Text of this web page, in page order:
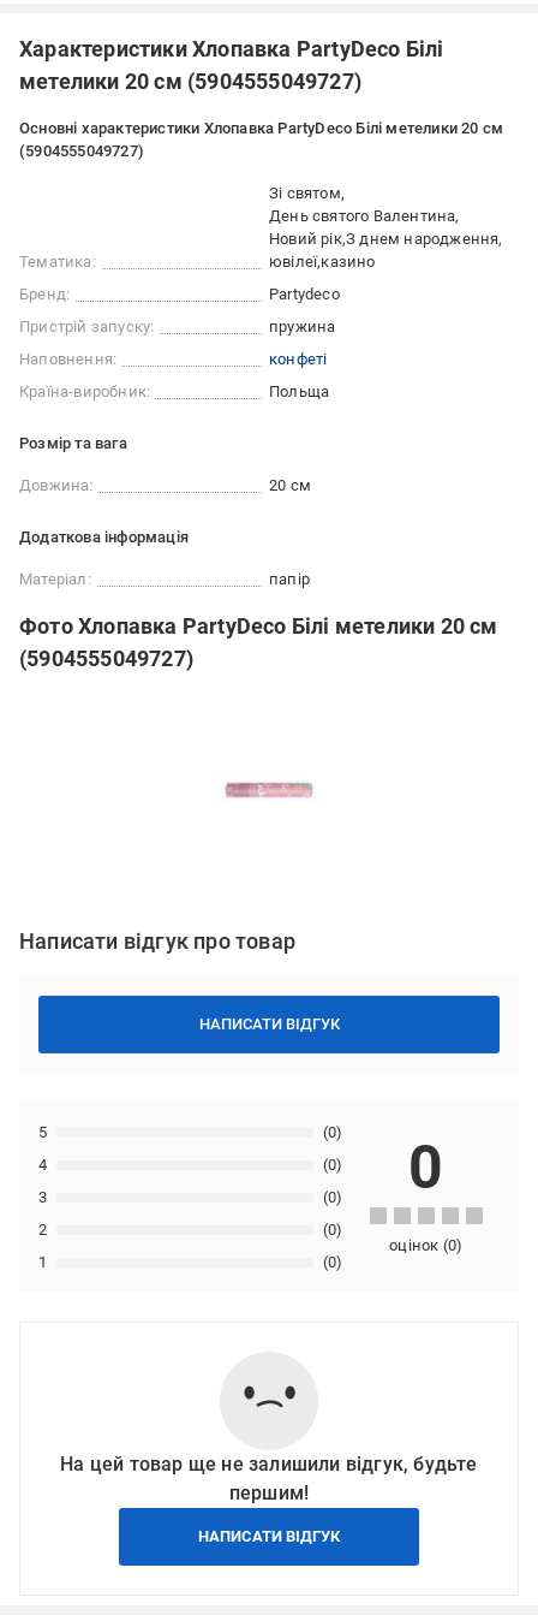
Характеристики Хлопавка PartyDeco Білі
метелики 20 см (5904555049727)
Основні характеристики Хлопавка PartyDeco Білі метелики 20 см
(5904555049727)
Тематика:
Зі святом
День святого Валентина
Новий рік З днем народження
ювілеї казино
Бренд:
Partydeco
Пристрій запуску:
пружина
Наповнення:
конфеті
Країна-виробник:
Польща
Розмір та вага
Довжина: 20 см
Додаткова інформація
Матеріал: папір
Фото Хлопавка PartyDeco Білі метелики 20 см
(5904555049727)
Написати відгук про товар
НАПИСАТИ ВІДГУК
1 (0)
2 (0)
3 (0)
4 (0)
5 (0)
0
оцінок (0)
На цей товар ще не залишили відгук, будьте
першим!
НАПИСАТИ ВІДГУК